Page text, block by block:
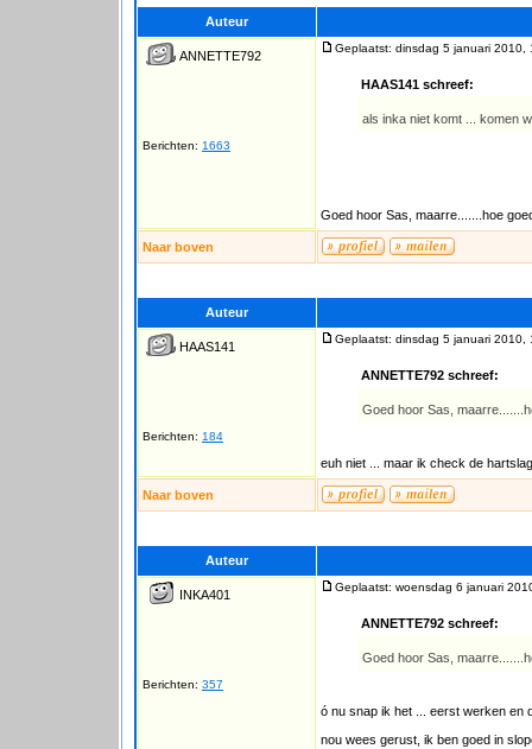
Auteur
ANNETTE792
Berichten: 1663
Geplaatst: dinsdag 5 januari 2010,
HAAS141 schreef:
als inka niet komt ... komen
Goed hoor Sas, maarre.......hoe
Naar boven
Auteur
HAAS141
Berichten: 184
Geplaatst: dinsdag 5 januari 2010,
ANNETTE792 schreef:
Goed hoor Sas,
euh niet ... maar ik check de
Naar boven
Auteur
INKA401
Berichten: 357
Geplaatst: woensdag 6 januari
ANNETTE792 schreef:
Goed hoor Sas,
ó nu snap ik het ... eerst werken en
nou wees gerust, ik ben goed in